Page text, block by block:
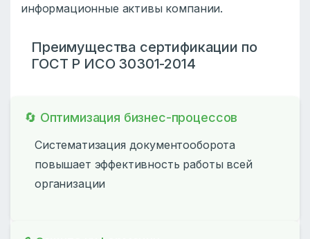
информационные активы компании.
Преимущества сертификации по
ГОСТ Р ИСО 30301-2014
🔄 Оптимизация бизнес-процессов
Систематизация документооборота
повышает эффективность работы всей
организации